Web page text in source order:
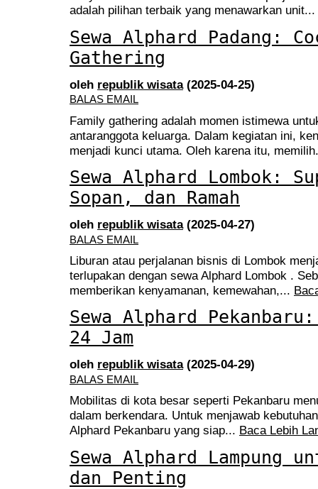
adalah pilihan terbaik yang menawarkan unit...
Sewa Alphard Padang:
Gathering
oleh republik wisata(2025-04-25)
BALAS EMAIL
Family gathering adalah momen istimewa
antaranggota keluarga. Dalam kegiatan ini,
menjadi kunci utama. Oleh karena itu,
Sewa Alphard Lombok:
Sopan, dan Ramah
oleh republik wisata(2025-04-27)
BALAS EMAIL
Liburan atau perjalanan bisnis di Lombok
terlupakan dengan sewa Alphard Lombok .
memberikan kenyamanan, kemewahan,...
Sewa Alphard
24 Jam
oleh republik wisata(2025-04-29)
BALAS EMAIL
Mobilitas di kota besar seperti Pekanbaru
dalam berkendara. Untuk menjawab
Alphard Pekanbaru yang siap... Baca Lebih
Sewa Alphard Lampung
dan Penting